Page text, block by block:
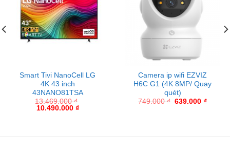
Smart Tivi NanoCell LG
4K 43 inch
43NANO81TSA
13.469.000₫
10.490.000 ₫
Camera ip wifi EZVIZ
H6C G1 (4K 8MP/ Quay
quét)
749.000₫ 639.000₫